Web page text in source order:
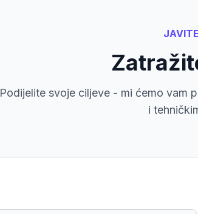
Podijelite svoje ciljeve - mi ćemo vam
i